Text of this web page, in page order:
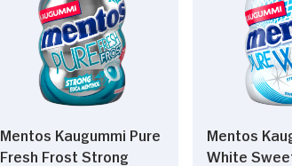
Mentos Kaugummi Pure
Fresh Frost Strong
Mentos
White